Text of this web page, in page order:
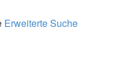
Erweiterte Suche